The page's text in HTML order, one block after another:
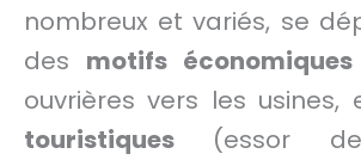
nombreux et variés, se
des motifs économiques
ouvrières vers les usines,
touristiques (essor